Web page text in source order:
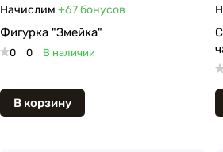
Начислим +67бонусов
Фигурка "Змейка"
0 0 В наличии
В корзину